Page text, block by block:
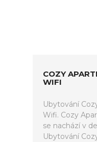
COZY
WIFI
Ubytování
Wifi. Cozy
se nachází v
Ubytování